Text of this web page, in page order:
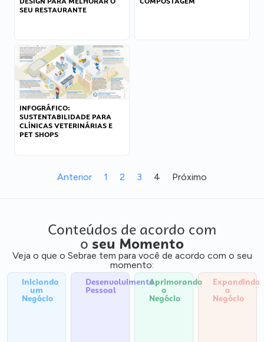
SEU RESTAURANTE
INFOGRÁFICO:
SUSTENTABILIDADE PARA
CLÍNICAS VETERINÁRIAS E
PET SHOPS
Anterior 1 2 3 4 Próximo
Conteúdos de acordo com
o seu Momento
Veja o que o Sebrae tem para você de acordo com o seu
momento:
Iniciando
um
Negócio
Desenvolvimento
Pessoal
Aprimorando
o
Negócio
Expandindo
o
Negócio